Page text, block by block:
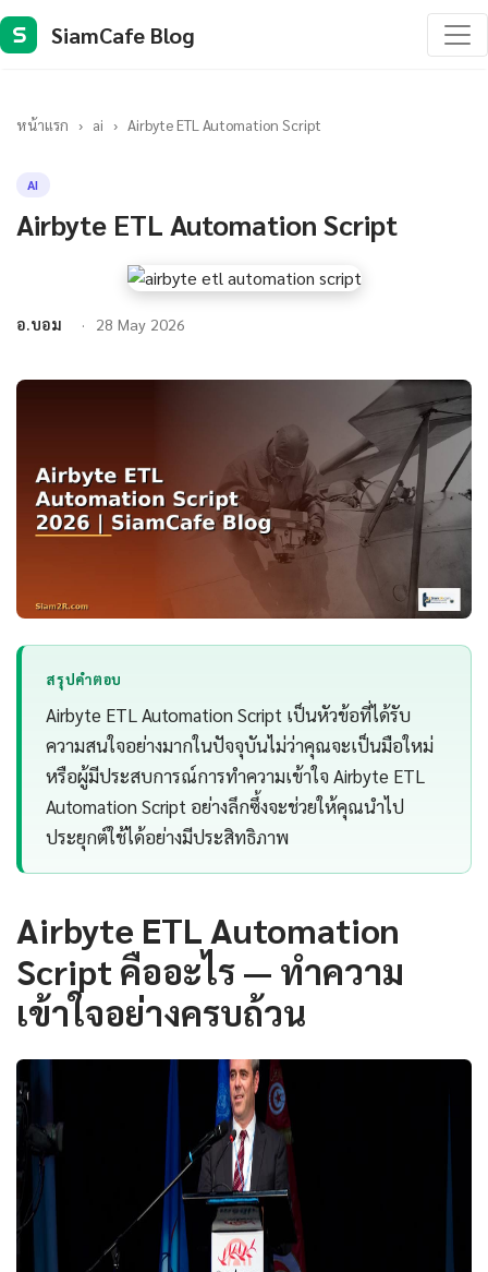
S SiamCafe Blog
หน้าแรก › ai › Airbyte ETL Automation Script
AI
Airbyte ETL Automation Script
อ.บอม 28 May 2026
สรุปคำตอบ
Airbyte ETL Automation Script เป็นหัวข้อที่ได้รับ
ความสนใจอย่างมากในปัจจุบันไม่ว่าคุณจะเป็นมือใหม่
หรือผู้มีประสบการณ์การทำความเข้าใจ Airbyte ETL
Automation Script อย่างลึกซึ้งจะช่วยให้คุณนำไป
ประยุกต์ใช้ได้อย่างมีประสิทธิภาพ
Airbyte ETL Automation
Script คืออะไร — ทำความ
เข้าใจอย่างครบถ้วน